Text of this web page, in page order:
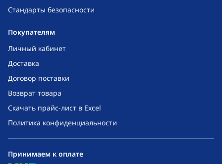
Стандарты безопасности
Покупателям
Личный кабинет
Доставка
Договор поставки
Возврат товара
Скачать прайс-лист в Excel
Политика конфиденциальности
Принимаем к оплате